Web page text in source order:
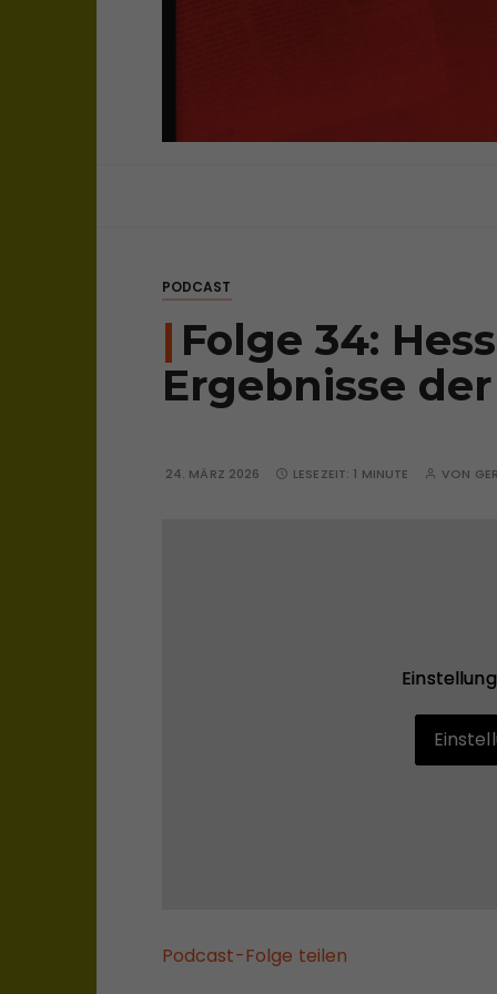
PODCAST
Folge 34:
Ergebnisse
24. MÄRZ 2026 LESEZEIT: 1 MINUTE VON
Podcast-Folge teilen